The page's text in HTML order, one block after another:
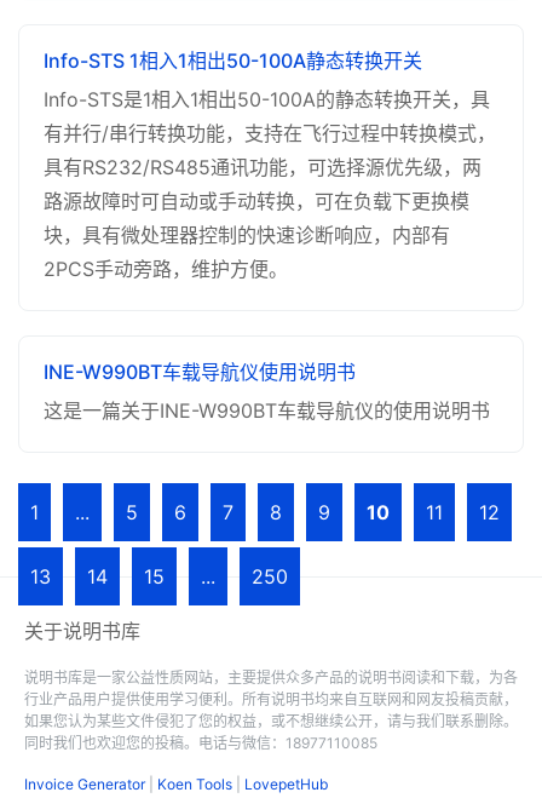
Info-STS 1相入1相出50-100A静态转换开关
Info-STS是1相入1相出50-100A的静态转换开关，具
有并行/串行转换功能，支持在飞行过程中转换模式，
具有RS232/RS485通讯功能，可选择源优先级，两
路源故障时可自动或手动转换，可在负载下更换模
块，具有微处理器控制的快速诊断响应，内部有
2PCS手动旁路，维护方便。
INE-W990BT车载导航仪使用说明书
这是一篇关于INE-W990BT车载导航仪的使用说明书
1 ... 5 6 7 8 9 10 11 12
13 14 15 ... 250
关于说明书库
说明书库是一家公益性质网站，主要提供众多产品的说明书阅读和下载，为各
行业产品用户提供使用学习便利。所有说明书均来自互联网和网友投稿贡献，
如果您认为某些文件侵犯了您的权益，或不想继续公开，请与我们联系删除。
同时我们也欢迎您的投稿。电话与微信：18977110085
Invoice Generator| Koen Tools LovepetHub